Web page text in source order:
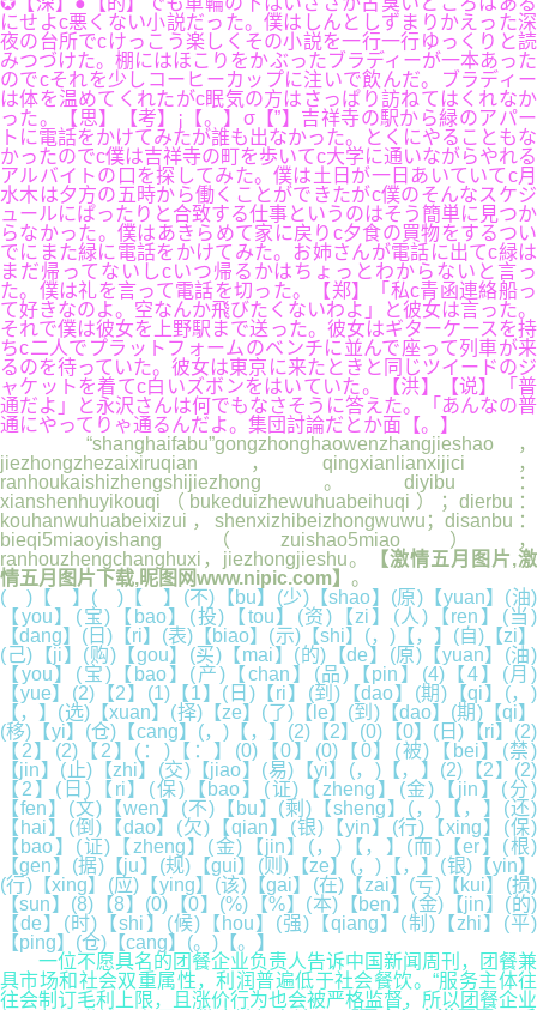
にせよc悪くない小説だった。僕はしんとしずまりかえった深
夜の台所でcけっこう楽しくその小説を一行一行ゆっくりと読
みつづけた。棚にはほこりをかぶったブラディーが一本あった
のでcそれを少しコーヒーカップに注いで飲んだ。ブラディー
は体を温めてくれたがc眠気の方はさっぱり訪ねてはくれなか
った。【思】【考】¡【。】σ【”】吉祥寺の駅から緑のアパー
トに電話をかけてみたが誰も出なかった。とくにやることもな
かったのでc僕は吉祥寺の町を歩いてc大学に通いながらやれる
アルバイトの口を探してみた。僕は土日が一日あいていてc月
水木は夕方の五時から働くことができたがc僕のそんなスケジ
ュールにぱったりと合致する仕事というのはそう簡単に見つか
らなかった。僕はあきらめて家に戻りc夕食の買物をするつい
でにまた緑に電話をかけてみた。お姉さんが電話に出てc緑は
まだ帰ってないしcいつ帰るかはちょっとわからないと言っ
た。僕は礼を言って電話を切った。【郑】「私c青函連絡船っ
て好きなのよ。空なんか飛びたくないわよ」と彼女は言った。
それで僕は彼女を上野駅まで送った。彼女はギターケースを持
ちc二人でプラットフォームのベンチに並んで座って列車が来
るのを待っていた。彼女は東京に来たときと同じツイードのジ
ャケットを着てc白いズボンをはいていた。【洪】【说】「普
通だよ」と永沢さんは何でもなさそうに答えた。「あんなの普
通にやってりゃ通るんだよ。集団討論だとか面【。】
“shanghaifabu”gongzhonghaowenzhangjieshao，
jiezhongzhezaixiruqian，qingxianlianxijici，
ranhoukaishizhengshijiezhong。diyibu：
xianshenhuyikouqi（bukeduizhewuhuabeihuqi）；dierbu：
kouhanwuhuabeixizui，shenxizhibeizhongwuwu；disanbu：
bieqi5miaoyishang（zuishao5miao），
ranhouzhengchanghuxi，jiezhongjieshu。
【激情五月图片,激
情五月图片下载,昵图网www.nipic.com】 。
( )【 】( )【 】(不)【bu】(少)【shao】(原)【yuan】(油)
【you】(宝)【bao】(投)【tou】(资)【zi】(人)【ren】(当)
【dang】(日)【ri】(表)【biao】(示)【shi】(，)【，】(自)【zi】
(己)【ji】(购)【gou】(买)【mai】(的)【de】(原)【yuan】(油)
【you】(宝)【bao】(产)【chan】(品)【pin】(4)【4】(月)
【yue】(2)【2】(1)【1】(日)【ri】(到)【dao】(期)【qi】(，)
【，】(选)【xuan】(择)【ze】(了)【le】(到)【dao】(期)【qi】
(移)【yi】(仓)【cang】(，)【，】(2)【2】(0)【0】(日)【ri】(2)
【2】(2)【2】(：)【：】(0)【0】(0)【0】(被)【bei】(禁)
【jin】(止)【zhi】(交)【jiao】(易)【yi】(，)【，】(2)【2】(2)
【2】(日)【ri】(保)【bao】(证)【zheng】(金)【jin】(分)
【fen】(文)【wen】(不)【bu】(剩)【sheng】(，)【，】(还)
【hai】(倒)【dao】(欠)【qian】(银)【yin】(行)【xing】(保)
【bao】(证)【zheng】(金)【jin】(，)【，】(而)【er】(根)
【gen】(据)【ju】(规)【gui】(则)【ze】(，)【，】(银)【yin】
(行)【xing】(应)【ying】(该)【gai】(在)【zai】(亏)【kui】(损)
【sun】(8)【8】(0)【0】(%)【%】(本)【ben】(金)【jin】(的)
【de】(时)【shi】(候)【hou】(强)【qiang】(制)【zhi】(平)
【ping】(仓)【cang】(。)【。】
一位不愿具名的团餐企业负责人告诉中国新闻周刊，团餐兼
具市场和社会双重属性，利润普遍低于社会餐饮。“服务主体往
往会制订毛利上限，且涨价行为也会被严格监督，所以团餐企业